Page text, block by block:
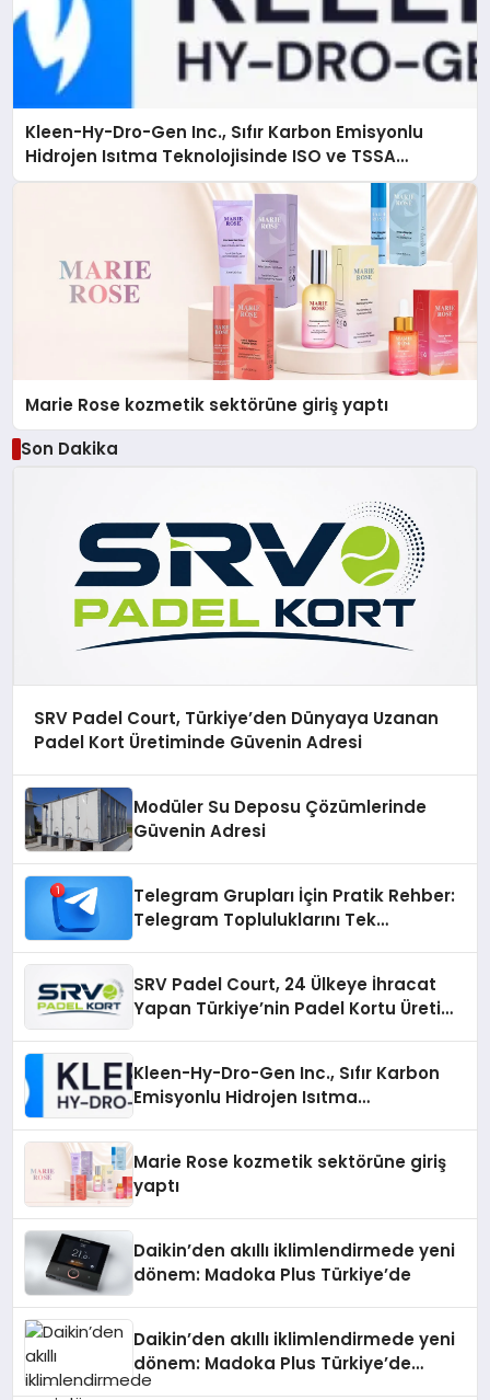
Kleen-Hy-Dro-Gen Inc., Sıfır Karbon Emisyonlu
Hidrojen Isıtma Teknolojisinde ISO ve TSSA
Düzenleyici Onaylarını Aldı
Marie Rose kozmetik sektörüne giriş yaptı
Son Dakika
SRV Padel Court, Türkiye’den Dünyaya Uzanan
Padel Kort Üretiminde Güvenin Adresi
Modüler Su Deposu Çözümlerinde
Güvenin Adresi
Telegram Grupları İçin Pratik Rehber:
Telegram Topluluklarını Tek
SRV Padel Court, 24 Ülkeye İhracat
Yapan Türkiye’nin Padel Kortu Üretim
Kleen-Hy-Dro-Gen Inc., Sıfır Karbon
Emisyonlu Hidrojen Isıtma
Marie Rose kozmetik sektörüne giriş
yaptı
Daikin’den akıllı iklimlendirmede yeni
dönem: Madoka Plus Türkiye’de
Daikin’den akıllı iklimlendirmede yeni
dönem: Madoka Plus Türkiye’de
Daikin’in kullanıcı dostu tasarımıyla